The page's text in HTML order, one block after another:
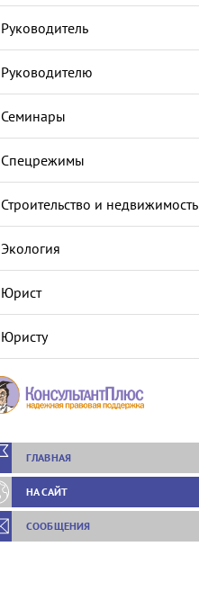
Руководитель
Руководителю
Семинары
Спецрежимы
Строительство и недвижимость
Экология
Юрист
Юристу
ГЛАВНАЯ
НА САЙТ
СООБЩЕНИЯ